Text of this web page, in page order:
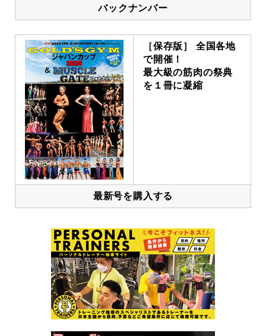
バックナンバー
［保存版］ 全国各地
で開催！
最大級の筋肉の祭典
を１冊に凝縮
最新号を購入する